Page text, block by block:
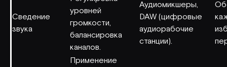
Сведение
звука
уровней
громкости,
балансировка
каналов.
Аудиомикшеры,
DAW (цифровые
аудиорабочие
станции).
Применение